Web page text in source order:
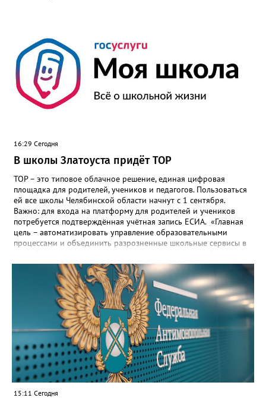
16:29 Сегодня
В школы Златоуста придёт ТОР
ТОР – это типовое облачное решение, единая цифровая
площадка для родителей, учеников и педагогов. Пользоваться
ей все школы Челябинской области начнут с 1 сентября.
Важно: для входа на платформу для родителей и учеников
потребуется подтверждённая учётная запись ЕСИА. «Главная
цель – автоматизировать управление образовательными
процессами и объединить разрозненные школьные сервисы в
региональном министерстве образования. - Платформа ТОР
“Моя школа” объединит все школьные сервисы в единую
безопасную государственную экосистему. Предполагается, что
переход пройдёт максимально комфортно для пользователей».
Привычные функции - оценки, расписание, домашние задания,
связь с учителями, знакомые пользователям экосистемы
«Госуслуги Моя школа», не просто сохранятся, они будут
собраны в одном месте, подчеркнули в ведомстве. Причём в
этом случае переход на ТОР станет вообще незаметным.
15:11 Сегодня